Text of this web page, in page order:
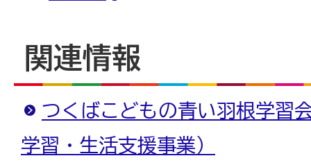
関連情報
つくばこどもの青い羽根学習
学習・生活支援事業）